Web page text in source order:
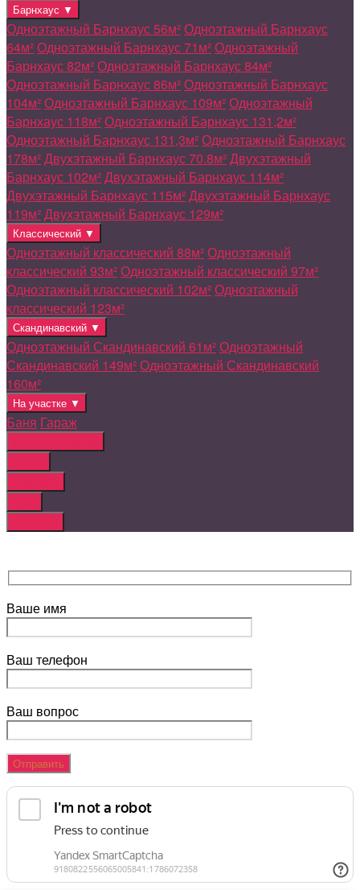
Барнхаус ▼
Одноэтажный Барнхаус 56м²Одноэтажный Барнхаус
64м²Одноэтажный Барнхаус 71м²Одноэтажный
Барнхаус 82м²Одноэтажный Барнхаус 84м²
Одноэтажный Барнхаус 86м²Одноэтажный Барнхаус
104м²Одноэтажный Барнхаус 109м²Одноэтажный
Барнхаус 118м²Одноэтажный Барнхаус 131,2м²
Одноэтажный Барнхаус 131,3м²Одноэтажный Барнхаус
178м²Двухэтажный Барнхаус 70.8м²Двухэтажный
Барнхаус 102м²Двухэтажный Барнхаус 114м²
Двухэтажный Барнхаус 115м²Двухэтажный Барнхаус
119м²Двухэтажный Барнхаус 129м²
Классический ▼
Одноэтажный классический 88м²Одноэтажный
классический 93м²Одноэтажный классический 97м²
Одноэтажный классический 102м²Одноэтажный
классический 123м²
Скандинавский ▼
Одноэтажный Скандинавский 61м²Одноэтажный
Скандинавский 149м²Одноэтажный Скандинавский
160м²
На участке ▼
Баня Гараж
Ваше имя
Ваш телефон
Ваш вопрос